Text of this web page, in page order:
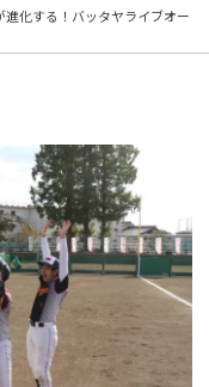
化する！バッタヤライブオー